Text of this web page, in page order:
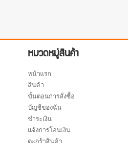
หมวดหมู่สินค้า
หน้าแรก
สินค้า
ขั้นตอนการสั่งซื้อ
บัญชีของฉัน
ชำระเงิน
แจ้งการโอนเงิน
ตะกร้าสินค้า